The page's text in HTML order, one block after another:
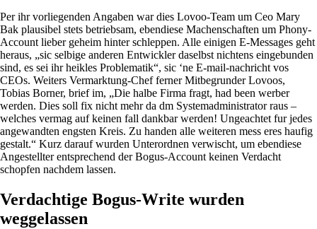
Per ihr vorliegenden Angaben war dies Lovoo-Team um Ceo Mary
Bak plausibel stets betriebsam, ebendiese Machenschaften um Phony-
Account lieber geheim hinter schleppen. Alle einigen E-Messages geht
heraus, „sic selbige anderen Entwickler daselbst nichtens eingebunden
sind, es sei ihr heikles Problematik“, sic ‘ne E-mail-nachricht vos
CEOs. Weiters Vermarktung-Chef ferner Mitbegrunder Lovoos,
Tobias Borner, brief im, „Die halbe Firma fragt, had been werber
werden. Dies soll fix nicht mehr da dm Systemadministrator raus –
welches vermag auf keinen fall dankbar werden! Ungeachtet fur jedes
angewandten engsten Kreis. Zu handen alle weiteren mess eres haufig
gestalt.“ Kurz darauf wurden Unterordnen verwischt, um ebendiese
Angestellter entsprechend der Bogus-Account keinen Verdacht
schopfen nachdem lassen.
Verdachtige Bogus-Write wurden
weggelassen